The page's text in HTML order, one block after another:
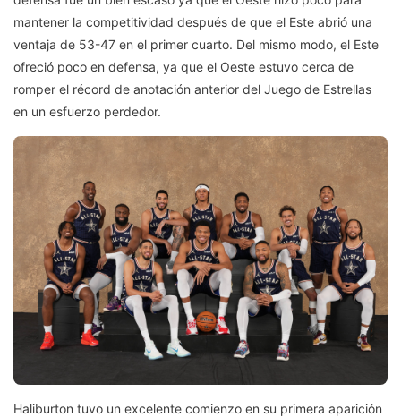
mantener la competitividad después de que el Este abrió una
ventaja de 53-47 en el primer cuarto. Del mismo modo, el Este
ofreció poco en defensa, ya que el Oeste estuvo cerca de
romper el récord de anotación anterior del Juego de Estrellas
en un esfuerzo perdedor.
Haliburton tuvo un excelente comienzo en su primera aparición